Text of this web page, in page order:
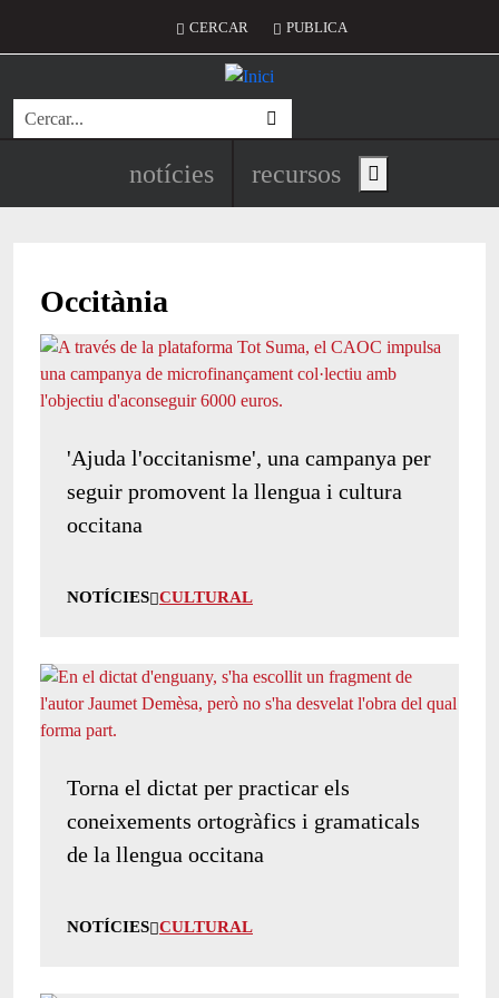
Menú del compte d'usuari
CERCAR PUBLICA
Cerca
Navegació principal de
notícies recursos Show main menu
Occitània
'Ajuda l'occitanisme', una campanya per
seguir promovent la llengua i cultura
occitana
NOTÍCIES CULTURAL
Torna el dictat per practicar els
coneixements ortogràfics i gramaticals
de la llengua occitana
NOTÍCIES CULTURAL